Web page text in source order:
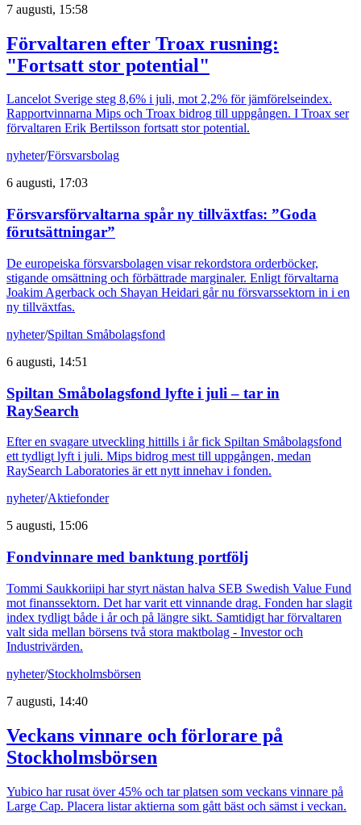
7 augusti, 15:58
Förvaltaren efter Troax rusning:
"Fortsatt stor potential"
Lancelot Sverige steg 8,6% i juli, mot 2,2% för jämförelseindex.
Rapportvinnarna Mips och Troax bidrog till uppgången. I Troax ser
förvaltaren Erik Bertilsson fortsatt stor potential.
nyheter/Försvarsbolag
6 augusti, 17:03
Försvarsförvaltarna spår ny tillväxtfas: ”Goda
förutsättningar”
De europeiska försvarsbolagen visar rekordstora orderböcker,
stigande omsättning och förbättrade marginaler. Enligt förvaltarna
Joakim Agerback och Shayan Heidari går nu försvarssektorn in i en
ny tillväxtfas.
nyheter/Spiltan Småbolagsfond
6 augusti, 14:51
Spiltan Småbolagsfond lyfte i juli – tar in
RaySearch
Efter en svagare utveckling hittills i år fick Spiltan Småbolagsfond
ett tydligt lyft i juli. Mips bidrog mest till uppgången, medan
RaySearch Laboratories är ett nytt innehav i fonden.
nyheter/Aktiefonder
5 augusti, 15:06
Fondvinnare med banktung portfölj
Tommi Saukkoriipi har styrt nästan halva SEB Swedish Value Fund
mot finanssektorn. Det har varit ett vinnande drag. Fonden har slagit
index tydligt både i år och på längre sikt. Samtidigt har förvaltaren
valt sida mellan börsens två stora maktbolag - Investor och
Industrivärden.
nyheter/Stockholmsbörsen
7 augusti, 14:40
Veckans vinnare och förlorare på
Stockholmsbörsen
Yubico har rusat över 45% och tar platsen som veckans vinnare på
Large Cap. Placera listar aktierna som gått bäst och sämst i veckan.